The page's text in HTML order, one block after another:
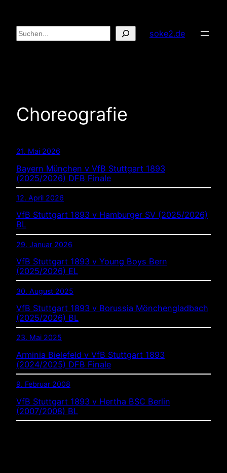
Inhalt
springen
Suchen soke2.de
Choreografie
21. Mai 2026
Bayern München v VfB Stuttgart 1893
(2025/2026) DFB Finale
12. April 2026
VfB Stuttgart 1893 v Hamburger SV (2025/2026)
BL
29. Januar 2026
VfB Stuttgart 1893 v Young Boys Bern
(2025/2026) EL
30. August 2025
VfB Stuttgart 1893 v Borussia Mönchengladbach
(2025/2026) BL
23. Mai 2025
Arminia Bielefeld v VfB Stuttgart 1893
(2024/2025) DFB Finale
9. Februar 2008
VfB Stuttgart 1893 v Hertha BSC Berlin
(2007/2008) BL